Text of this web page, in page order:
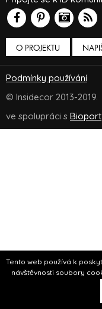
Tento web používá k
návštěvnosti soubory
O PROJEKTU
Podmínky používání
© Insidecor 2013-2019.
ve spolupráci s Bioport